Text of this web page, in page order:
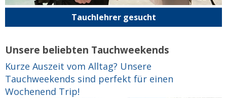
Tauchlehrer gesucht
Unsere beliebten Tauchweekends
Kurze Auszeit vom Alltag? Unsere
Tauchweekends sind perfekt für einen
Wochenend Trip!